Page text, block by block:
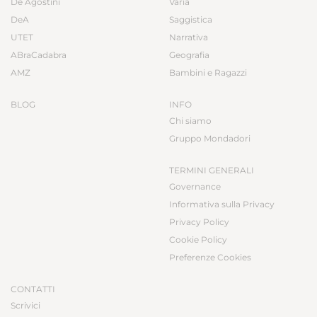
DeA
UTET
ABraCadabra
AMZ
BLOG
Saggistica
Narrativa
Geografia
Bambini e Ragazzi
INFO
Chi siamo
Gruppo Mondadori
TERMINI GENERALI
Governance
Informativa sulla Privacy
Privacy Policy
Cookie Policy
Preferenze Cookies
CONTATTI
Scrivici